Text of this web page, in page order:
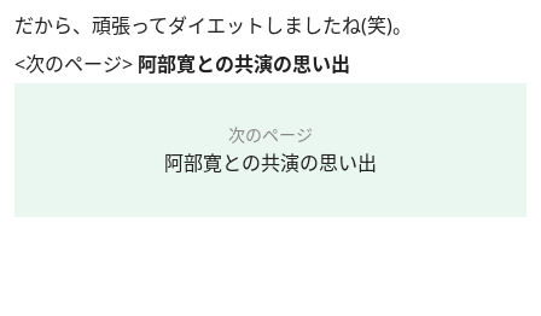
だから、頑張ってダイエットしましたね(笑)。
<次のページ> 阿部寛との共演の思い出
次のページ
阿部寛との共演の思い出